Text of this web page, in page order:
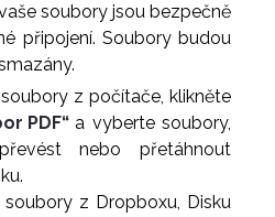
soubory jsou bezpečně
připojení. Soubory budou
z počítače, klikněte
PDF“ a vyberte soubory,
nebo přetáhnout
z Dropboxu, Disku